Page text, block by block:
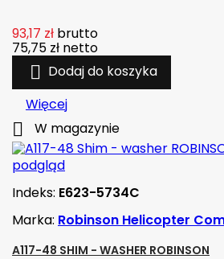
93,17 zł brutto
75,75 zł netto
 Dodaj do koszyka
Więcej
 W magazynie
podgląd
Indeks: E623-5734C
Marka: Robinson Helicopter
A117-48 SHIM - WASHER ROBINSON